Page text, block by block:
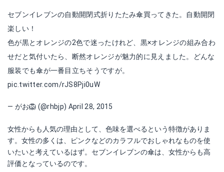
セブンイレブンの自動開閉式折りたたみ傘買ってきた。自動開閉
楽しい！
色が黒とオレンジの2色で迷ったけれど、黒×オレンジの組み合わ
せだと気付いたら、断然オレンジが魅力的に見えました。どんな
服装でも傘が一番目立ちそうですが。
pic.twitter.com/rJS8Pji0uW
— がお🦁 (@rhbjp) April 28, 2015
女性からも人気の理由として、色味を選べるという特徴がありま
す。女性の多くは、ピンクなどのカラフルでおしゃれなものを使
いたいと考えているはず。セブンイレブンの傘は、女性からも高
評価となっているのです。